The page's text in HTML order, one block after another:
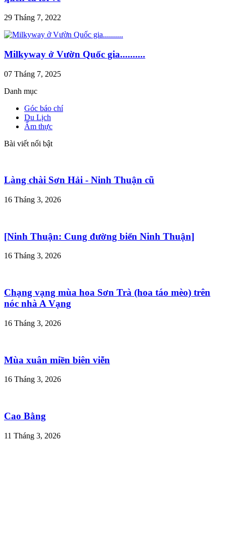
29 Tháng 7, 2022
Milkyway ở Vườn Quốc gia..........
07 Tháng 7, 2025
Danh mục
Góc báo chí
Du Lịch
Ẩm thực
Bài viết nổi bật
Làng chài Sơn Hải - Ninh Thuận cũ
16 Tháng 3, 2026
[Ninh Thuận: Cung đường biển Ninh Thuận]
16 Tháng 3, 2026
Chạng vạng mùa hoa Sơn Trà (hoa táo mèo) trên
nóc nhà A Vạng
16 Tháng 3, 2026
Mùa xuân miền biên viễn
16 Tháng 3, 2026
Cao Bằng
11 Tháng 3, 2026